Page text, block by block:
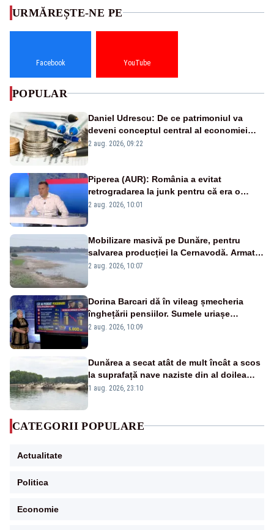
URMĂREȘTE-NE PE
Facebook YouTube
POPULAR
Daniel Udrescu: De ce patrimoniul va
deveni conceptul central al economiei
viitoare?
2 aug. 2026, 09:22
Piperea (AUR): România a evitat
retrogradarea la junk pentru că era o
catastrofă pentru bănci și fondurile de
2 aug. 2026, 10:01
Mobilizare masivă pe Dunăre, pentru
salvarea producției la Cernavodă. Armata
va detona o stâncă și va devia apa
2 aug. 2026, 10:07
Dorina Barcari dă în vileag șmecheria
înghețării pensiilor. Sumele uriașe
pierdute de fiecare român
2 aug. 2026, 10:09
Dunărea a secat atât de mult încât a scos
la suprafață nave naziste din al doilea
război mondial
1 aug. 2026, 23:10
CATEGORII POPULARE
Actualitate
Politica
Economie